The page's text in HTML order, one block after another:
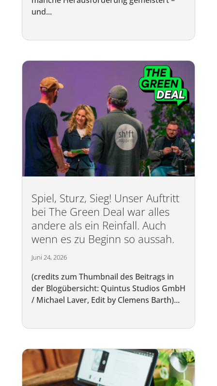
und...
Spiel, Sturz, Sieg! Unser Auftritt
bei The Green Deal war alles
andere als ein Reinfall. Auch
wenn es zu Beginn so aussah.
Juni 24, 2026
(credits zum Thumbnail des Beitrags in
der Blogübersicht: Quintus Studios GmbH
/ Michael Laver, Edit by Clemens Barth)...